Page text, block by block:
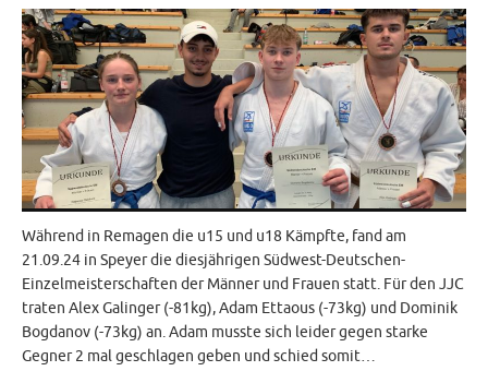
Während in Remagen die u15 und u18 Kämpfte, fand am
21.09.24 in Speyer die diesjährigen Südwest-Deutschen-
Einzelmeisterschaften der Männer und Frauen statt. Für den JJC
traten Alex Galinger (-81kg), Adam Ettaous (-73kg) und Dominik
Bogdanov (-73kg) an. Adam musste sich leider gegen starke
Gegner 2 mal geschlagen geben und schied somit…